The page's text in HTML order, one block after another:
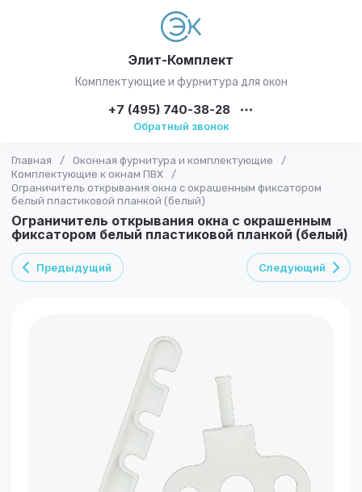
Элит-Комплект
Комплектующие и фурнитура для окон
+7 (495) 740-38-28
Обратный звонок
Главная / Оконная фурнитура и комплектующие
/
Комплектующие к окнам ПВХ
/
Ограничитель открывания окна с окрашенным фиксатором
белый пластиковой планкой (белый)
Ограничитель открывания окна с окрашенным
фиксатором белый пластиковой планкой (белый)
Предыдущий Следующий